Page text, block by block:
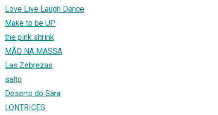
Love Live Laugh Dance
Make to be UP
the pink shrink
MÃO NA MASSA
Las Zebrezas
salto
Deserto do Sara
LONTRICES